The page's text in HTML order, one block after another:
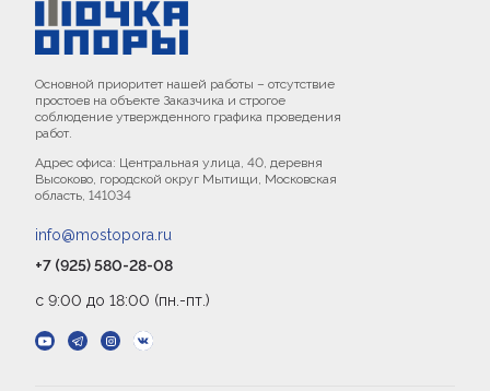
Основной приоритет нашей работы – отсутствие
простоев на объекте Заказчика и строгое
соблюдение утвержденного графика проведения
работ.
Адрес офиса: Центральная улица, 40, деревня
Высоково, городской округ Мытищи, Московская
область, 141034
info@mostopora.ru
+7 (925) 580-28-08
с 9:00 до 18:00 (пн.-пт.)